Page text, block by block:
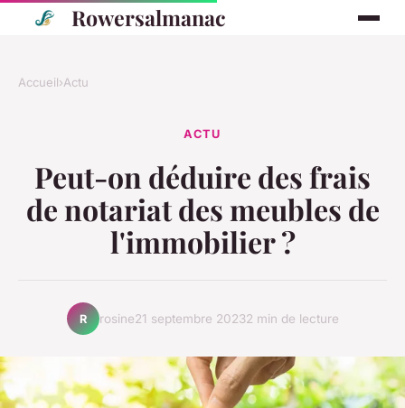
Rowersalmanac
Accueil›Actu
ACTU
Peut-on déduire des frais
de notariat des meubles de
l'immobilier ?
R rosine21 septembre 20232 min de lecture